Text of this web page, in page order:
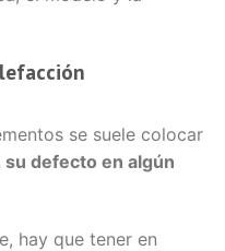
se suele colocar
su defecto en algún
hay que tener en